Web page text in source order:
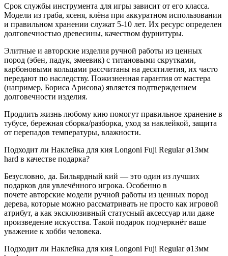
Срок службы инструмента для игры зависит от его класса.
Модели из граба, ясеня, клёна при аккуратном использовании
и правильном хранении служат 5-10 лет. Их ресурс определен
долговечностью древесины, качеством фурнитуры.
Элитные и авторские изделия ручной работы из ценных
пород (эбен, падук, змеевик) с титановыми скрутками,
карбоновыми кольцами рассчитаны на десятилетия, их часто
передают по наследству. Пожизненная гарантия от мастера
(например, Бориса Арисова) является подтверждением
долговечности изделия.
Продлить жизнь любому кию помогут правильное хранение в
тубусе, бережная сборка/разборка, уход за наклейкой, защита
от перепадов температуры, влажности.
Подходит ли Наклейка для кия Longoni Fuji Regular ø13мм
hard в качестве подарка?
Безусловно, да. Бильярдный кий — это один из лучших
подарков для увлечённого игрока. Особенно в
почете авторские модели ручной работы из ценных пород
дерева, которые можно рассматривать не просто как игровой
атрибут, а как эксклюзивный статусный аксессуар или даже
произведение искусства. Такой подарок подчеркнёт ваше
уважение к хобби человека.
Подходит ли Наклейка для кия Longoni Fuji Regular ø13мм